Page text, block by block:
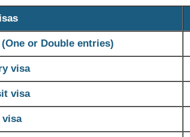
(One or Double entries)
visa
visa
visa